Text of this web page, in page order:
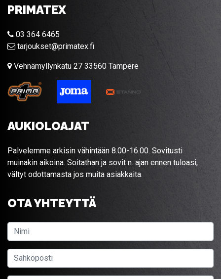
PRIMATEX
03 364 6465
tarjoukset@primatex.fi
Vehnämyllynkatu 27 33560 Tampere
AUKIOLOAJAT
Palvelemme arkisin vähintään 8.00-16.00. Sovitusti
muinakin aikoina. Soitathan ja sovit n. ajan ennen tuloasi,
vältyt odottamasta jos muita asiakkaita.
OTA YHTEYTTÄ